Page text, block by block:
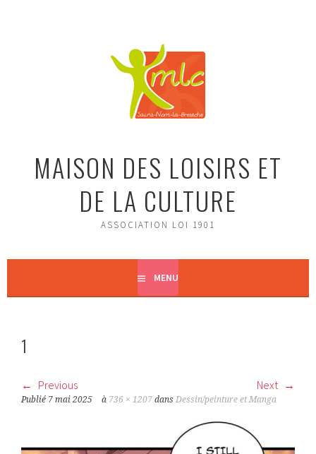
MAISON DES LOISIRS ET
DE LA CULTURE
ASSOCIATION LOI 1901
MENU
1
Previous Next
Publié 7 mai 2025 à 736 × 1207 dansDessin/peinture et Manga